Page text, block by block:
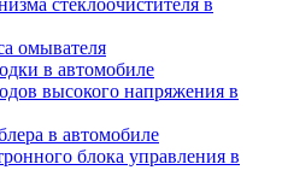
стеклоочистителя в
омывателя
в автомобиле
высокого напряжения в
в автомобиле
блока управления в